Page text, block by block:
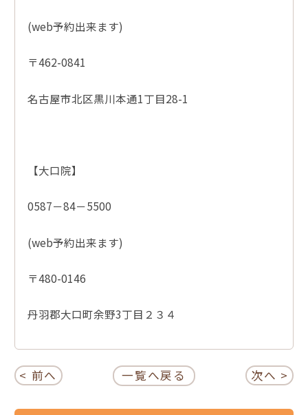
(web予約出来ます)
〒462-0841
名古屋市北区黒川本通1丁目28-1
【大口院】
0587－84－5500
(web予約出来ます)
〒480-0146
丹羽郡大口町余野3丁目２３４
< 前へ 一覧へ戻る 次へ >